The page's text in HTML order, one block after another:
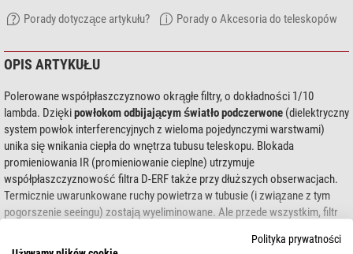
Porady dotyczące artykułu? Porady o Akcesoria do teleskopów
OPIS ARTYKUŁU
Polerowane współpłaszczyznowo okrągłe filtry, o dokładności 1/10
lambda. Dziękipowłokom odbijającym światło podczerwone (dielektryczny
system powłok interferencyjnych z wieloma pojedynczymi warstwami)
unika się wnikania ciepła do wnętrza tubusu teleskopu. Blokada
promieniowania IR (promieniowanie cieplne) utrzymuje
współpłaszczyznowość filtra D-ERF także przy dłuższych obserwacjach.
Termicznie uwarunkowane ruchy powietrza w tubusie (i związane z tym
pogorszenie seeingu) zostają wyeliminowane. Ale przede wszystkim, filtr
przedwczesnym zużyciem z powodu obciążenia termicznego! Ponadto
Polityka prywatności